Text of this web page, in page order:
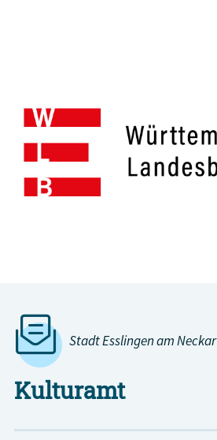
Stadt Esslingen am Neckar
Kulturamt